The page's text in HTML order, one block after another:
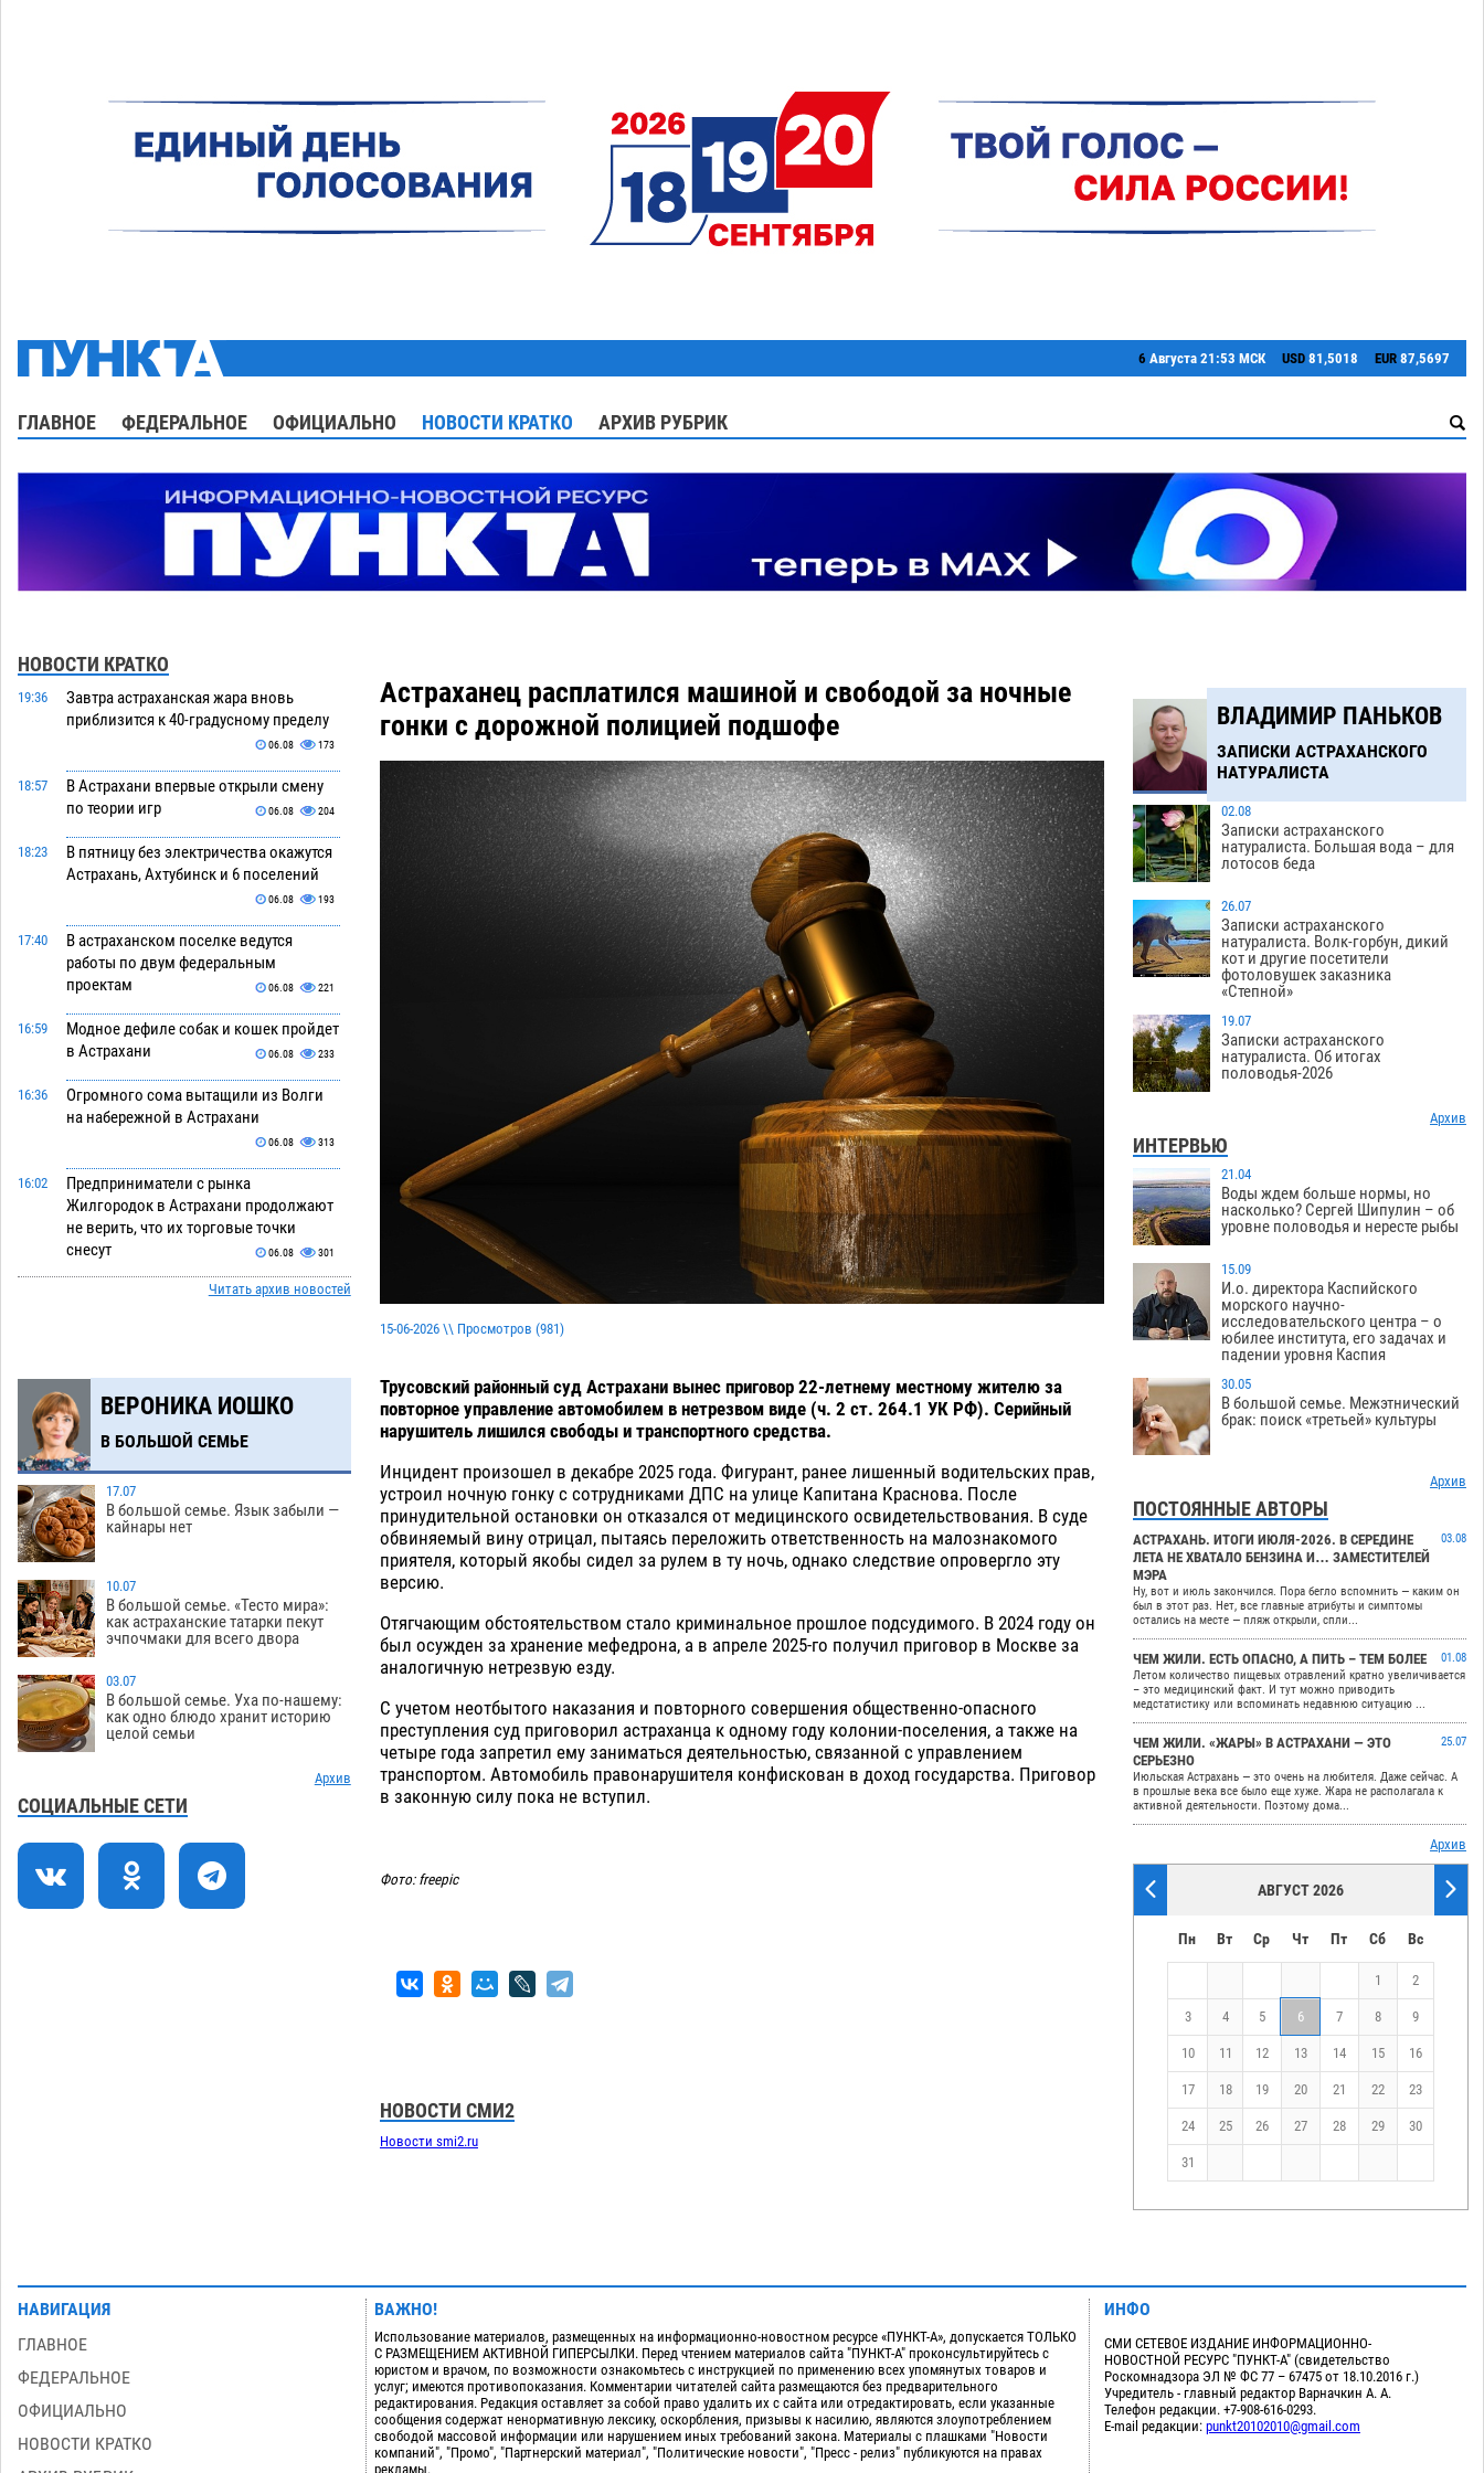
6 Августа 21:53 МСК USD 81,5018 EUR 87,5697
ГЛАВНОЕ ФЕДЕРАЛЬНОЕ ОФИЦИАЛЬНО НОВОСТИ КРАТКО АРХИВ РУБРИК
НОВОСТИ КРАТКО
19:36
Завтра астраханская жара вновь
приблизится к 40-градусному пределу
06.08 173
18:57
В Астрахани впервые открыли смену
по теории игр
06.08 204
18:23
В пятницу без электричества окажутся
Астрахань, Ахтубинск и 6 поселений
06.08 193
17:40
В астраханском поселке ведутся
работы по двум федеральным
проектам
06.08 221
16:59
Модное дефиле собак и кошек пройдет
в Астрахани
06.08 233
16:36
Огромного сома вытащили из Волги
на набережной в Астрахани
06.08 313
16:02
Предприниматели с рынка
Жилгородок в Астрахани продолжают
не верить, что их торговые точки
снесут
06.08 301
Ящерицу из астраханской пустыни
14:35
Буддийские святыни из Астрахани
выставили в музее Пушкина в Москве
13:50
Мэрия Астрахани переводит городские
зеленые зоны на автоматический
полив
06.08 234
13:13
Скончался второй ребенок после
пожара в Астрахани
12:49
Астраханские гандболисты с крупной
победы стартовали на Всероссийской
12:16
В астраханском селе невестка
изрешетила машину свекрови
11:45
Астраханские приставы выдворили 12
Шереметьево
11:08
Как астраханцы назвали своих детей в
июле
Читать архив новостей
ВЕРОНИКА ИОШКО
В БОЛЬШОЙ СЕМЬЕ
17.07
В большой семье. Язык забыли —
кайнары нет
10.07
В большой семье. «Тесто мира»:
как астраханские татарки пекут
эчпочмаки для всего двора
03.07
В большой семье. Уха по-нашему:
как одно блюдо хранит историю
целой семьи
Архив
СОЦИАЛЬНЫЕ СЕТИ
Астраханец расплатился машиной и свободой за ночные
гонки с дорожной полицией подшофе
15-06-2026 \\ Просмотров (981)
Трусовский районный суд Астрахани вынес приговор 22-летнему местному жителю за
повторное управление автомобилем в нетрезвом виде (ч. 2 ст. 264.1 УК РФ). Серийный
нарушитель лишился свободы и транспортного средства.
Инцидент произошел в декабре 2025 года. Фигурант, ранее лишенный водительских прав,
устроил ночную гонку с сотрудниками ДПС на улице Капитана Краснова. После
принудительной остановки он отказался от медицинского освидетельствования. В суде
обвиняемый вину отрицал, пытаясь переложить ответственность на малознакомого
приятеля, который якобы сидел за рулем в ту ночь, однако следствие опровергло эту
версию.
Отягчающим обстоятельством стало криминальное прошлое подсудимого. В 2024 году он
был осужден за хранение мефедрона, а в апреле 2025-го получил приговор в Москве за
аналогичную нетрезвую езду.
С учетом неотбытого наказания и повторного совершения общественно-опасного
преступления суд приговорил астраханца к одному году колонии-поселения, а также на
четыре года запретил ему заниматься деятельностью, связанной с управлением
транспортом. Автомобиль правонарушителя конфискован в доход государства. Приговор
в законную силу пока не вступил.
Фото: freepic
НОВОСТИ СМИ2
Новости smi2.ru
ВЛАДИМИР ПАНЬКОВ
ЗАПИСКИ АСТРАХАНСКОГО
НАТУРАЛИСТА
02.08
Записки астраханского
натуралиста. Большая вода – для
лотосов беда
26.07
Записки астраханского
натуралиста. Волк-горбун, дикий
кот и другие посетители
фотоловушек заказника
«Степной»
19.07
Записки астраханского
натуралиста. Об итогах
половодья-2026
Архив
ИНТЕРВЬЮ
21.04
Воды ждем больше нормы, но
насколько? Сергей Шипулин – об
уровне половодья и нересте рыбы
15.09
И.о. директора Каспийского
морского научно-
исследовательского центра – о
юбилее института, его задачах и
падении уровня Каспия
30.05
В большой семье. Межэтнический
брак: поиск «третьей» культуры
Архив
ПОСТОЯННЫЕ АВТОРЫ
АСТРАХАНЬ. ИТОГИ ИЮЛЯ-2026. В СЕРЕДИНЕ
ЛЕТА НЕ ХВАТАЛО БЕНЗИНА И… ЗАМЕСТИТЕЛЕЙ
МЭРА
03.08
Ну, вот и июль закончился. Пора бегло вспомнить — каким он
был в этот раз. Нет, все главные атрибуты и симптомы
остались на месте — пляж открыли, спли...
ЧЕМ ЖИЛИ. ЕСТЬ ОПАСНО, А ПИТЬ – ТЕМ БОЛЕЕ
01.08
Летом количество пищевых отравлений кратно увеличивается
– это медицинский факт. И тут можно приводить
медстатистику или вспоминать недавнюю ситуацию ...
ЧЕМ ЖИЛИ. «ЖАРЫ» В АСТРАХАНИ — ЭТО
СЕРЬЕЗНО
25.07
Июльская Астрахань — это очень на любителя. Даже сейчас. А
в прошлые века все было еще хуже. Жара не располагала к
активной деятельности. Поэтому дома...
Архив
АВГУСТ 2026
Пн Вт Ср Чт Пт Сб Вс
1 2
3 4 5 6 7 8 9
10 11 12 13 14 15 16
17 18 19 20 21 22 23
24 25 26 27 28 29 30
31
НАВИГАЦИЯ
ГЛАВНОЕ
ФЕДЕРАЛЬНОЕ
ОФИЦИАЛЬНО
НОВОСТИ КРАТКО
ВАЖНО!
Использование материалов, размещенных на информационно-новостном ресурсе «ПУНКТ-А», допускается ТОЛЬКО
С РАЗМЕЩЕНИЕМ АКТИВНОЙ ГИПЕРСЫЛКИ. Перед чтением материалов сайта "ПУНКТ-А" проконсультируйтесь с
юристом и врачом, по возможности ознакомьтесь с инструкцией по применению всех упомянутых товаров и
услуг; имеются противопоказания. Комментарии читателей сайта размещаются без предварительного
редактирования. Редакция оставляет за собой право удалить их с сайта или отредактировать, если указанные
сообщения содержат ненормативную лексику, оскорбления, призывы к насилию, являются злоупотреблением
свободой массовой информации или нарушением иных требований закона. Материалы с плашками "Новости
компаний", "Промо", "Партнерский материал", "Политические новости", "Пресс - релиз" публикуются на правах
рекламы.
ИНФО
СМИ СЕТЕВОЕ ИЗДАНИЕ ИНФОРМАЦИОННО-
НОВОСТНОЙ РЕСУРС "ПУНКТ-А" (свидетельство
Роскомнадзора ЭЛ № ФС 77 – 67475 от 18.10.2016 г.)
Учредитель - главный редактор Варначкин А. А.
Телефон редакции. +7-908-616-0293.
E-mail редакции: punkt20102010@gmail.com